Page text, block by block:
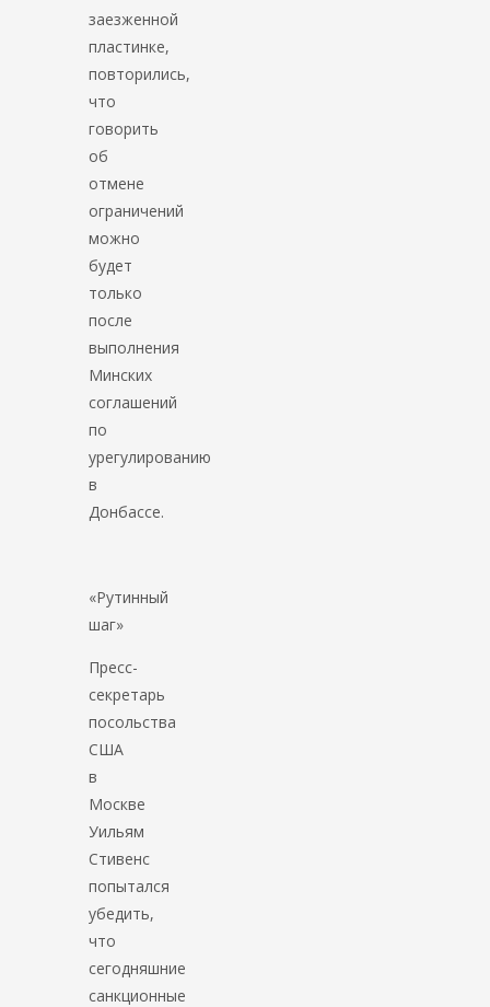
заезженной
пластинке,
повторились,
что
говорить
об
отмене
ограничений
можно
будет
только
после
выполнения
Минских
соглашений
по
урегулированию
в
Донбассе.
«Рутинный
шаг»
Пресс-
секретарь
посольства
США
в
Москве
Уильям
Стивенс
попытался
убедить,
что
сегодняшние
санкционные